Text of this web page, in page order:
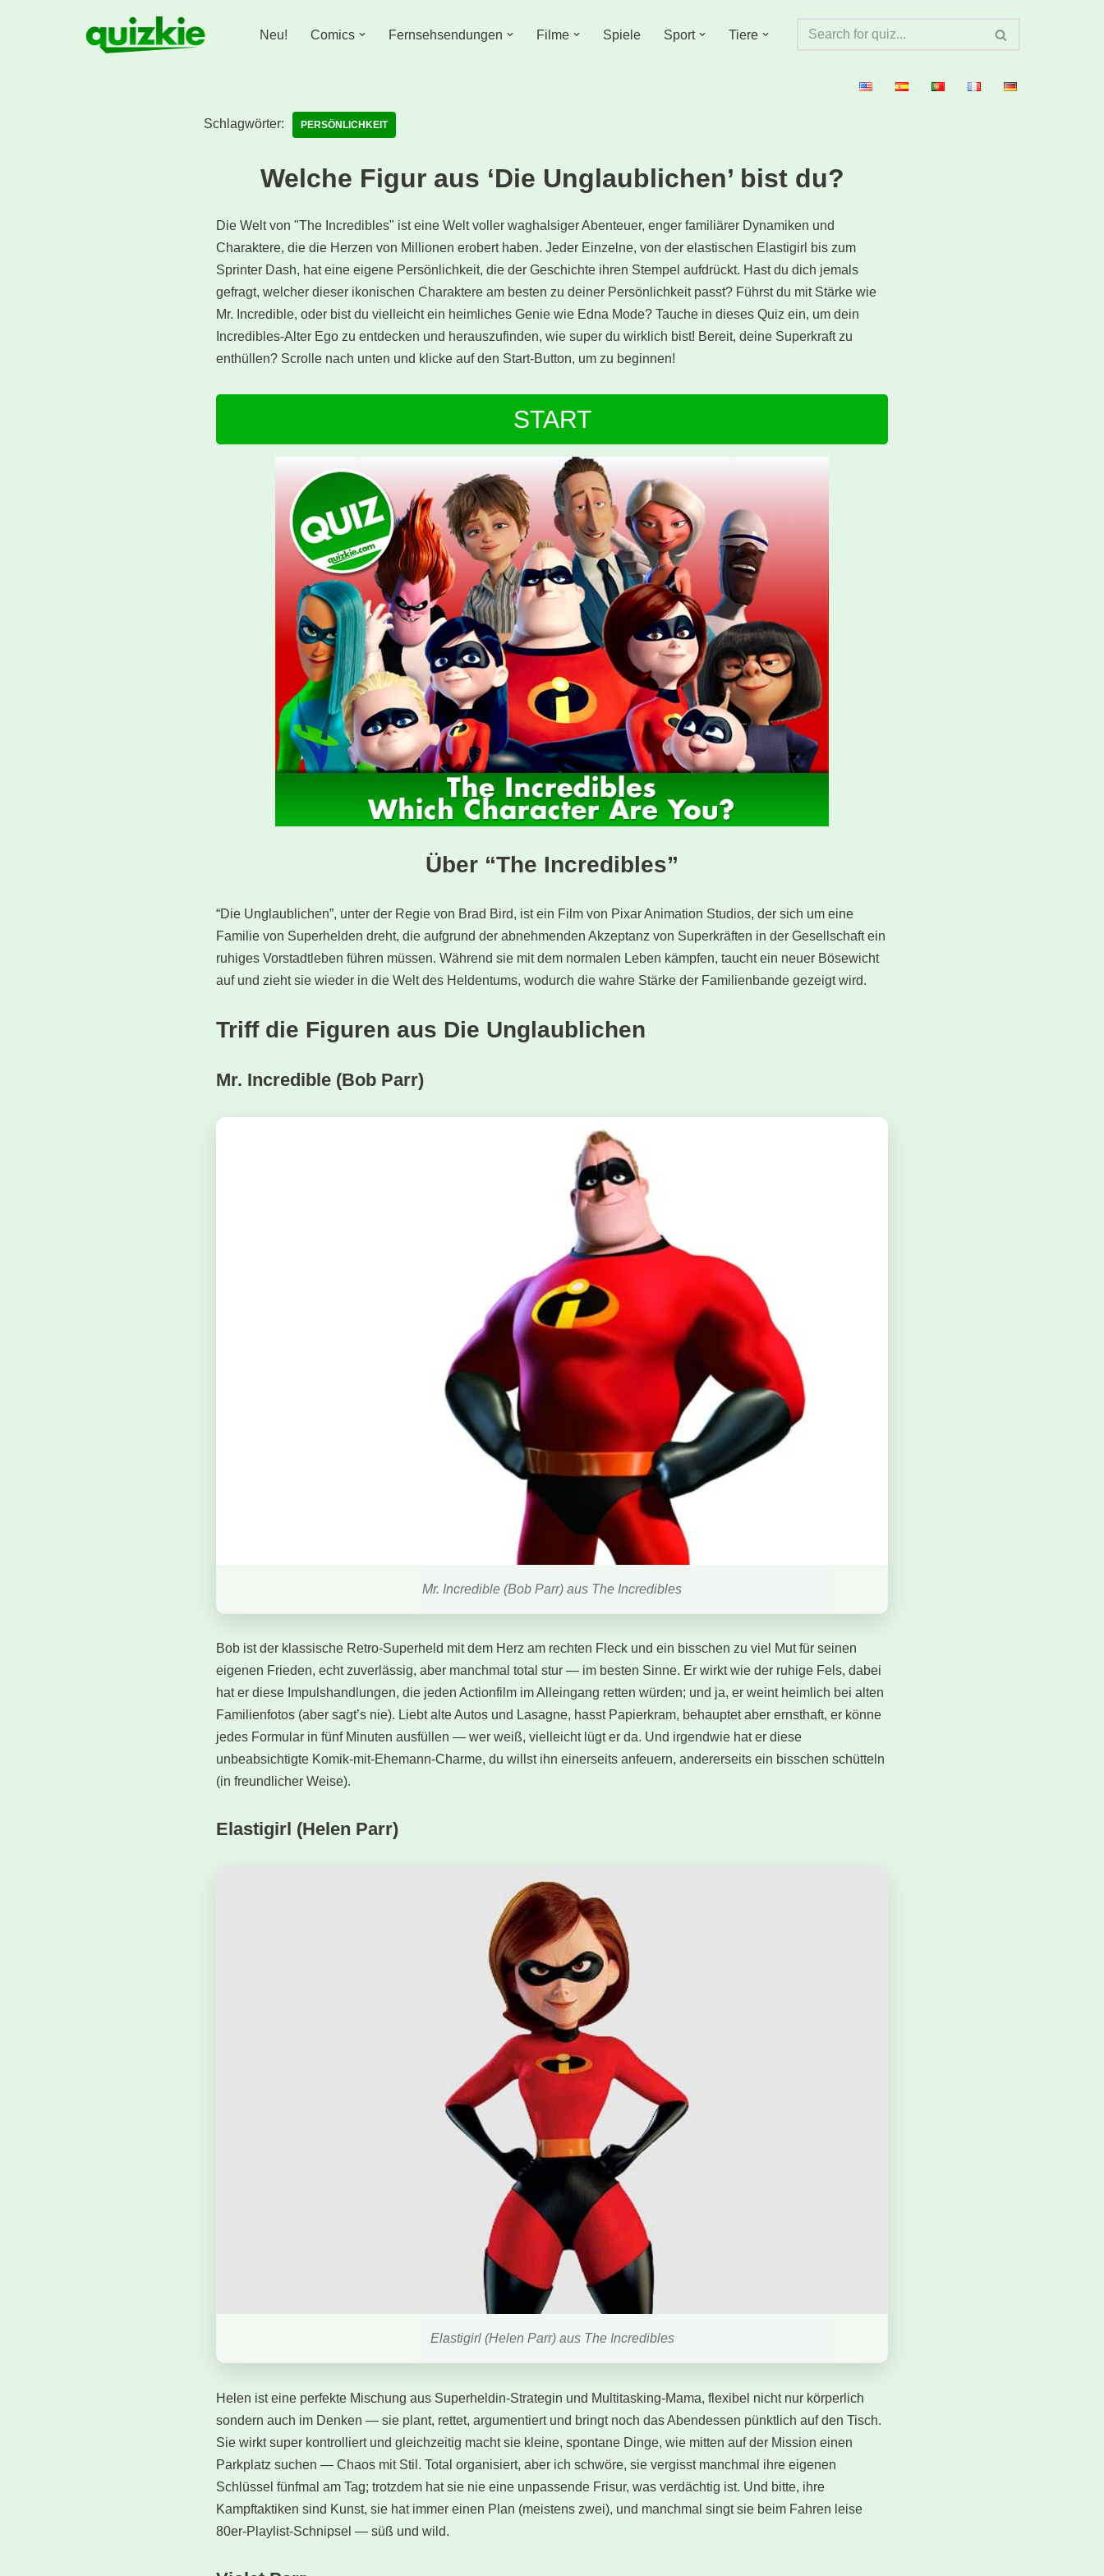
Neu! Comics Fernsehsendungen Filme Spiele Sport Tiere
Schlagwörter: PERSÖNLICHKEIT
Welche Figur aus ‘Die Unglaublichen’ bist du?
Die Welt von "The Incredibles" ist eine Welt voller waghalsiger Abenteuer, enger familiärer Dynamiken und
Charaktere, die die Herzen von Millionen erobert haben. Jeder Einzelne, von der elastischen Elastigirl bis zum
Sprinter Dash, hat eine eigene Persönlichkeit, die der Geschichte ihren Stempel aufdrückt. Hast du dich jemals
gefragt, welcher dieser ikonischen Charaktere am besten zu deiner Persönlichkeit passt? Führst du mit Stärke wie
Mr. Incredible, oder bist du vielleicht ein heimliches Genie wie Edna Mode? Tauche in dieses Quiz ein, um dein
Incredibles-Alter Ego zu entdecken und herauszufinden, wie super du wirklich bist! Bereit, deine Superkraft zu
enthüllen? Scrolle nach unten und klicke auf den Start-Button, um zu beginnen!
START
Über “The Incredibles”
“Die Unglaublichen”, unter der Regie von Brad Bird, ist ein Film von Pixar Animation Studios, der sich um eine
Familie von Superhelden dreht, die aufgrund der abnehmenden Akzeptanz von Superkräften in der Gesellschaft ein
ruhiges Vorstadtleben führen müssen. Während sie mit dem normalen Leben kämpfen, taucht ein neuer Bösewicht
auf und zieht sie wieder in die Welt des Heldentums, wodurch die wahre Stärke der Familienbande gezeigt wird.
Triff die Figuren aus Die Unglaublichen
Mr. Incredible (Bob Parr)
Mr. Incredible (Bob Parr) aus The Incredibles
Bob ist der klassische Retro-Superheld mit dem Herz am rechten Fleck und ein bisschen zu viel Mut für seinen
eigenen Frieden, echt zuverlässig, aber manchmal total stur — im besten Sinne. Er wirkt wie der ruhige Fels, dabei
hat er diese Impulshandlungen, die jeden Actionfilm im Alleingang retten würden; und ja, er weint heimlich bei alten
Familienfotos (aber sagt’s nie). Liebt alte Autos und Lasagne, hasst Papierkram, behauptet aber ernsthaft, er könne
jedes Formular in fünf Minuten ausfüllen — wer weiß, vielleicht lügt er da. Und irgendwie hat er diese
unbeabsichtigte Komik-mit-Ehemann-Charme, du willst ihn einerseits anfeuern, andererseits ein bisschen schütteln
(in freundlicher Weise).
Elastigirl (Helen Parr)
Elastigirl (Helen Parr) aus The Incredibles
Helen ist eine perfekte Mischung aus Superheldin-Strategin und Multitasking-Mama, flexibel nicht nur körperlich
sondern auch im Denken — sie plant, rettet, argumentiert und bringt noch das Abendessen pünktlich auf den Tisch.
Sie wirkt super kontrolliert und gleichzeitig macht sie kleine, spontane Dinge, wie mitten auf der Mission einen
Parkplatz suchen — Chaos mit Stil. Total organisiert, aber ich schwöre, sie vergisst manchmal ihre eigenen
Schlüssel fünfmal am Tag; trotzdem hat sie nie eine unpassende Frisur, was verdächtig ist. Und bitte, ihre
Kampftaktiken sind Kunst, sie hat immer einen Plan (meistens zwei), und manchmal singt sie beim Fahren leise
80er-Playlist-Schnipsel — süß und wild.